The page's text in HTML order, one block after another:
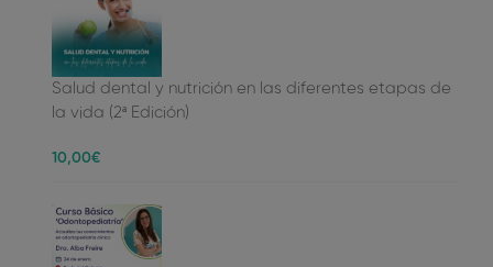
Salud dental y nutrición en las diferentes etapas de
la vida (2ª Edición)
10,00€